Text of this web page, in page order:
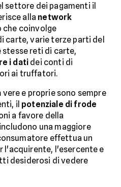
settore dei pagamenti il
alla network
che coinvolge
varie terze parti del
stesse reti di carte,
i dati dei conti di
ai truffatori.
vere e proprie sono sempre
il potenziale di frode
a favore della
una maggiore
effettua un
l'acquirente, l'esercente e
desiderosi di vedere